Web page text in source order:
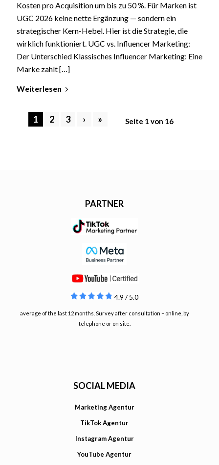
Kosten pro Acquisition um bis zu 50 %. Für Marken ist
UGC 2026 keine nette Ergänzung — sondern ein
strategischer Kern-Hebel. Hier ist die Strategie, die
wirklich funktioniert. UGC vs. Influencer Marketing:
Der Unterschied Klassisches Influencer Marketing: Eine
Marke zahlt […]
Weiterlesen
Seite 1 von 16
1 2 3 › »
PARTNER
4.9 / 5.0
average of the last 12 months. Survey after consultation – online, by
telephone or on site.
SOCIAL MEDIA
Marketing Agentur
TikTok Agentur
Instagram Agentur
YouTube Agentur